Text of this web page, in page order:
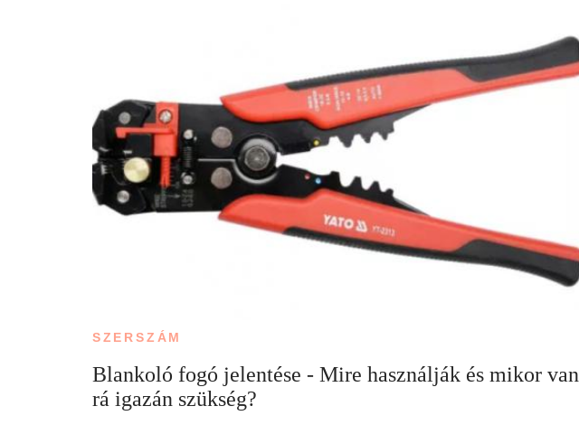
SZERSZÁM
Blankoló fogó jelentése - Mire használják és mikor van
rá igazán szükség?